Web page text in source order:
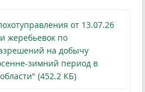
от 13.07.26
жеребьевок по
на добычу
зимний период в
(452.2 КБ)